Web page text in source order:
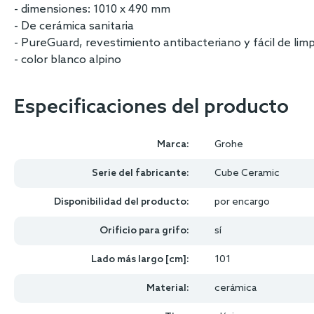
- dimensiones: 1010 x 490 mm
- De cerámica sanitaria
- PureGuard, revestimiento antibacteriano y fácil de
- color blanco alpino
Especificaciones del producto
Marca: Grohe
Serie del fabricante: Cube Ceramic
Disponibilidad del producto: por encargo
Orificio para grifo: sí
Lado más largo [cm]: 101
Material: cerámica